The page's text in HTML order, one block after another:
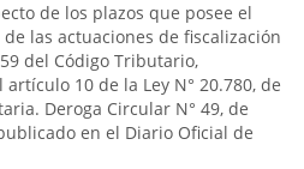
de los plazos que posee el
las actuaciones de fiscalización
del Código Tributario,
10 de la Ley N° 20.780, de
Deroga Circular N° 49, de
en el Diario Oficial de